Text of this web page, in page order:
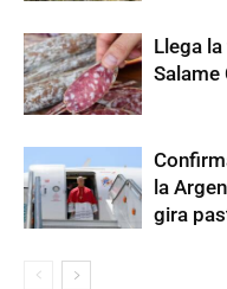
Llega
Salame
la
gira